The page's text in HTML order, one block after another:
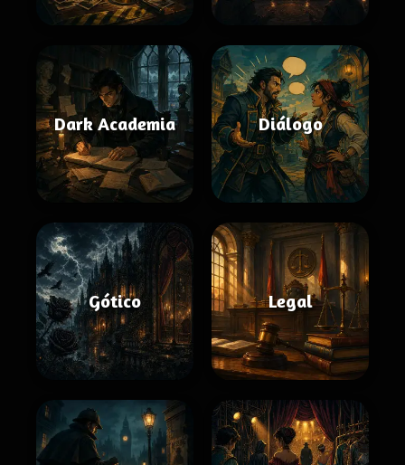
Dark Academia Diálogo
Gótico Legal